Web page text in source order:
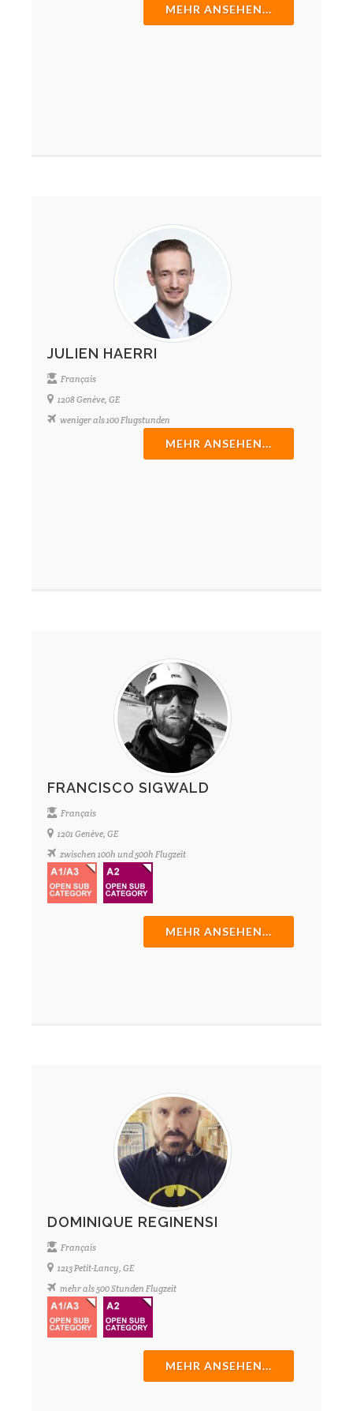
MEHR ANSEHEN...
JULIEN HAERRI
Français
1208 Genève, GE
weniger als 100 Flugstunden
MEHR ANSEHEN...
FRANCISCO SIGWALD
Français
1201 Genève, GE
zwischen 100h und 500h Flugzeit
MEHR ANSEHEN...
DOMINIQUE REGINENSI
Français
1213 Petit-Lancy, GE
mehr als 500 Stunden Flugzeit
MEHR ANSEHEN...